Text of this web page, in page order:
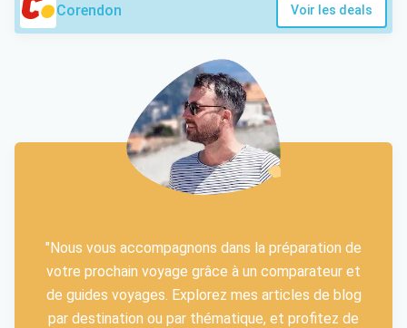
Corendon Voir les deals
"Nous vous accompagnons dans la préparation de
votre prochain voyage grâce à un comparateur et
de guides voyages. Explorez mes articles de blog
par destination ou par thématique, et profitez de